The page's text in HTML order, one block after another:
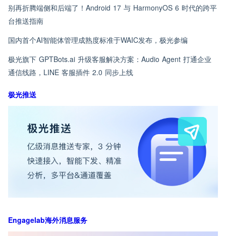
别再折腾端侧和后端了！Android 17 与 HarmonyOS 6 时代的跨平
台推送指南
国内首个AI智能体管理成熟度标准于WAIC发布，极光参编
极光旗下 GPTBots.ai 升级客服解决方案：Audio Agent 打通企业
通信线路，LINE 客服插件 2.0 同步上线
极光推送
Engagelab海外消息服务